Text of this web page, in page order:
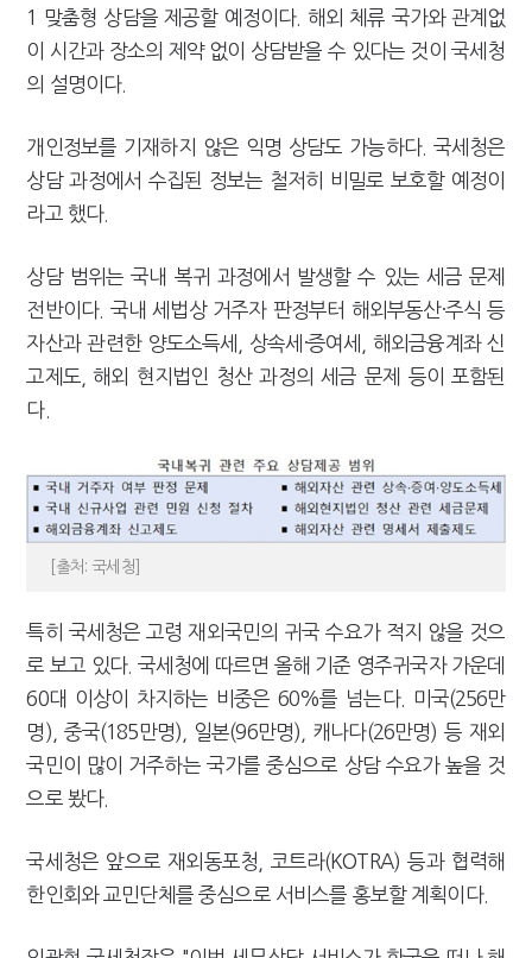
1 맞춤형 상담을 제공할 예정이다. 해외 체류 국가와 관계없
이 시간과 장소의 제약 없이 상담받을 수 있다는 것이 국세청
의 설명이다.
개인정보를 기재하지 않은 익명 상담도 가능하다. 국세청은
상담 과정에서 수집된 정보는 철저히 비밀로 보호할 예정이
라고 했다.
상담 범위는 국내 복귀 과정에서 발생할 수 있는 세금 문제
전반이다. 국내 세법상 거주자 판정부터 해외부동산·주식 등
자산과 관련한 양도소득세, 상속세·증여세, 해외금융계좌 신
고제도, 해외 현지법인 청산 과정의 세금 문제 등이 포함된
다.
[출처: 국세청]
특히 국세청은 고령 재외국민의 귀국 수요가 적지 않을 것으
로 보고 있다. 국세청에 따르면 올해 기준 영주귀국자 가운데
60대 이상이 차지하는 비중은 60%를 넘는다. 미국(256만
명), 중국(185만명), 일본(96만명), 캐나다(26만명) 등 재외
국민이 많이 거주하는 국가를 중심으로 상담 수요가 높을 것
으로 봤다.
국세청은 앞으로 재외동포청, 코트라(KOTRA) 등과 협력해
한인회와 교민단체를 중심으로 서비스를 홍보할 계획이다.